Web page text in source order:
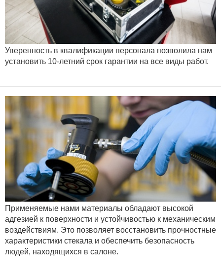
Уверенность в квалификации персонала позволила нам
установить 10-летний срок гарантии на все виды работ.
Применяемые нами материалы обладают высокой
адгезией к поверхности и устойчивостью к механическим
воздействиям. Это позволяет восстановить прочностные
характеристики стекала и обеспечить безопасность
людей, находящихся в салоне.